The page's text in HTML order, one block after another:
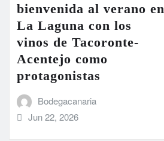
bienvenida al verano en
La Laguna con los
vinos de Tacoronte-
Acentejo como
protagonistas
Bodegacanaria
Jun 22, 2026